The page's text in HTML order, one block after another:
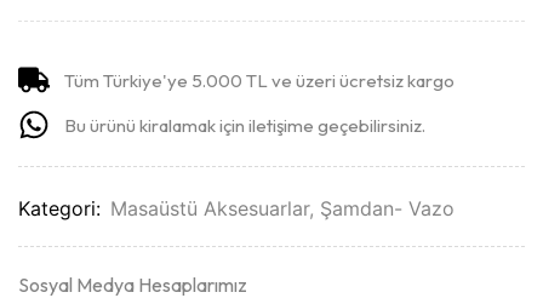
Tüm Türkiye'ye 5.000 TL ve üzeri ücretsiz kargo
Bu ürünü kiralamak için iletişime geçebilirsiniz.
Kategori: Masaüstü Aksesuarlar, Şamdan- Vazo
Sosyal Medya Hesaplarımız